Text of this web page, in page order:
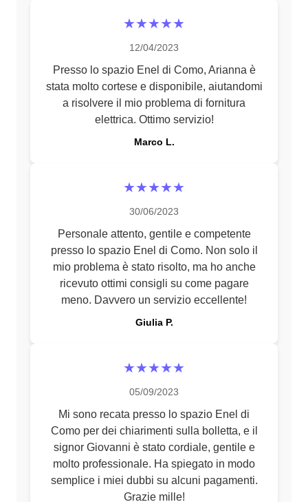
★★★★★
12/04/2023
Presso lo spazio Enel di Como, Arianna è
stata molto cortese e disponibile, aiutandomi
a risolvere il mio problema di fornitura
elettrica. Ottimo servizio!
Marco L.
★★★★★
30/06/2023
Personale attento, gentile e competente
presso lo spazio Enel di Como. Non solo il
mio problema è stato risolto, ma ho anche
ricevuto ottimi consigli su come pagare
meno. Davvero un servizio eccellente!
Giulia P.
★★★★★
05/09/2023
Mi sono recata presso lo spazio Enel di
Como per dei chiarimenti sulla bolletta, e il
signor Giovanni è stato cordiale, gentile e
molto professionale. Ha spiegato in modo
semplice i miei dubbi su alcuni pagamenti.
Grazie mille!